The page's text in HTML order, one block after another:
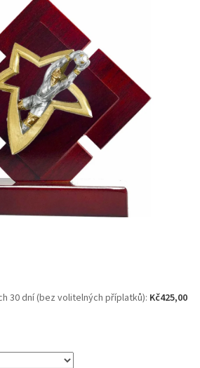
30 dní (bez volitelných příplatků): Kč425,00